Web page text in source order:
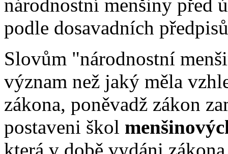
národnostní menšiny před
podle dosavadních
Slovům "národnostní
význam než jaký měla
zákona, poněvadž zákon
postaveni škol
která v době vydáni